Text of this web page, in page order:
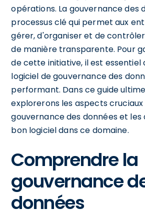
opérations. La gouvernance des
processus clé qui permet aux
gérer, d'organiser et de
de manière transparente. Pour
de cette initiative, il est essentiel
logiciel de gouvernance des
performant. Dans ce guide
explorerons les aspects cruciaux
gouvernance des données et les
bon logiciel dans ce domaine.
Comprendre la
gouvernance
données